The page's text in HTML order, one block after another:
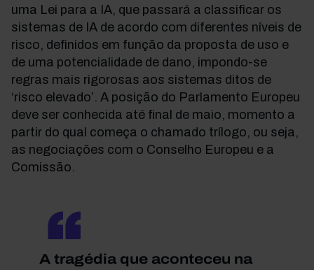
uma Lei para a IA, que passará a classificar os
sistemas de IA de acordo com diferentes níveis de
risco, definidos em função da proposta de uso e
de uma potencialidade de dano, impondo-se
regras mais rigorosas aos sistemas ditos de
‘risco elevado’. A posição do Parlamento Europeu
deve ser conhecida até final de maio, momento a
partir do qual começa o chamado trílogo, ou seja,
as negociações com o Conselho Europeu e a
Comissão.
A tragédia que aconteceu na